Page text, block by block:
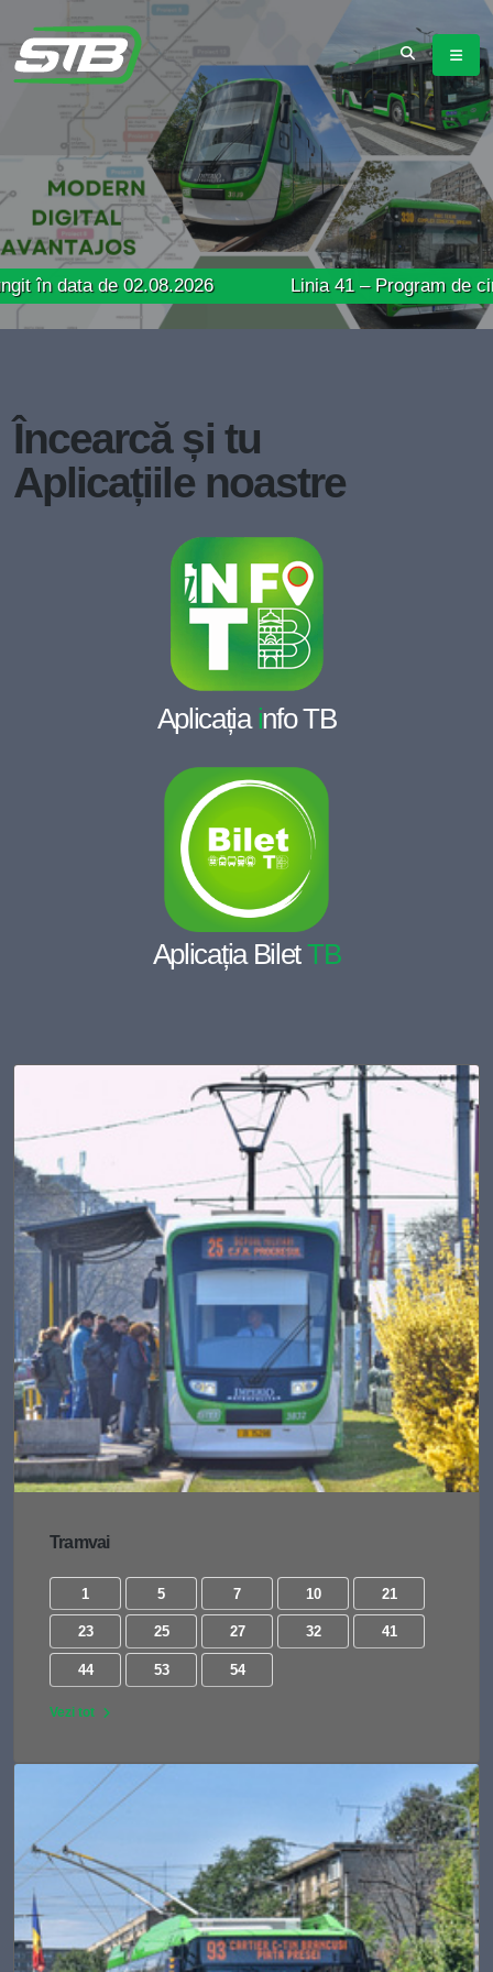
de 02.08.2026 Linia 41 – Program de circulație
Încearcă și tu
Aplicațiile noastre
Aplicația info TB
Aplicația BiletTB
Tramvai
1 5 7 10 21
23 25 27 32 41
44 53 54
Vezi tot